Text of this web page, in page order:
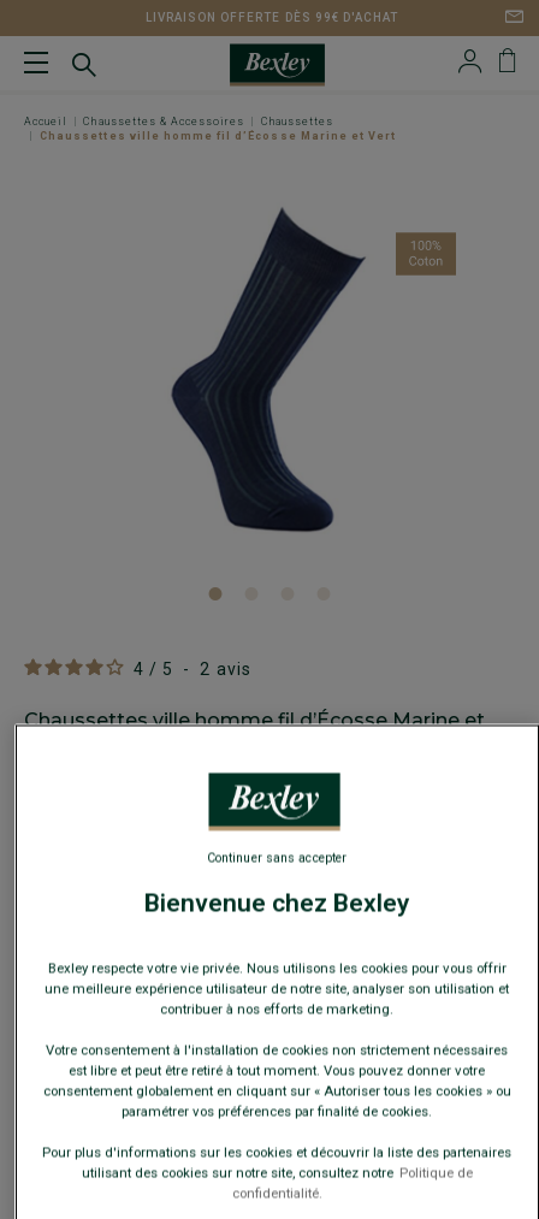
LIVRAISON OFFERTE DÈS 99€ D'ACHAT
Accueil Chaussettes & Accessoires
Chaussettes
Chaussettes ville homme fil d’Écosse Marine et Vert
4 / 5 - 2 avis
Chaussettes ville homme fil d’Écosse Marine et
Renforts talons et pointes, avec côtes plates
4 paires au choix
Payez en plusieurs fois dès 199€ d'achat
Bienvenue chez Bexley
Bexley respecte votre vie privée. Nous utilisons les cookies pour vous offrir
une meilleure expérience utilisateur de notre site, analyser son utilisation et
contribuer à nos efforts de marketing.
Votre consentement à l'installation de cookies non strictement nécessaires
est libre et peut être retiré à tout moment. Vous pouvez donner votre
consentement globalement en cliquant sur « Autoriser tous les cookies » ou
paramétrer vos préférences par finalité de cookies.
Pour plus d'informations sur les cookies et découvrir la liste des partenaires
utilisant des cookies sur notre site, consultez notre Politique de
confidentialité.
Continuer sans accepter